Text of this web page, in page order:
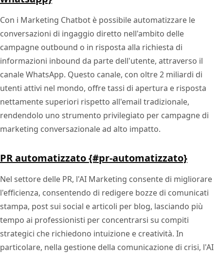
Con i Marketing Chatbot è possibile automatizzare le
conversazioni di ingaggio diretto nell'ambito delle
campagne outbound o in risposta alla richiesta di
informazioni inbound da parte dell'utente, attraverso il
canale WhatsApp. Questo canale, con oltre 2 miliardi di
utenti attivi nel mondo, offre tassi di apertura e risposta
nettamente superiori rispetto all'email tradizionale,
rendendolo uno strumento privilegiato per campagne di
marketing conversazionale ad alto impatto.
PR automatizzato {#pr-automatizzato}
Nel settore delle PR, l'AI Marketing consente di migliorare
l'efficienza, consentendo di redigere bozze di comunicati
stampa, post sui social e articoli per blog, lasciando più
tempo ai professionisti per concentrarsi su compiti
strategici che richiedono intuizione e creatività. In
particolare, nella gestione della comunicazione di crisi, l'AI